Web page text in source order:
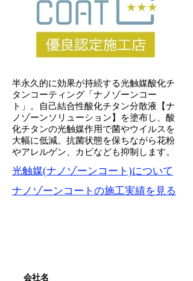
半永久的に効果が持続する光触媒酸化チ
タンコーティング「ナノゾーンコー
ト」。自己結合性酸化チタン分散液【ナ
ノゾーンソリューション】を塗布し、酸
化チタンの光触媒作用で菌やウイルスを
大幅に低減。抗菌状態を保ちながら花粉
やアレルゲン、カビなども抑制します。
光触媒(ナノゾーンコート)について
ナノゾーンコートの施工実績を見る
会社名